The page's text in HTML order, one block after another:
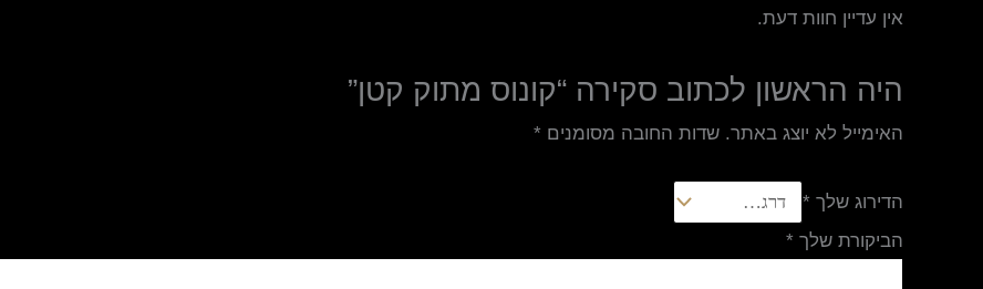
אין עדיין חוות דעת.
היה הראשון לכתוב סקירה “קונוס מתוק קטן”
האימייל לא יוצג באתר. שדות החובה מסומנים *
הדירוג שלך *
הביקורת שלך *